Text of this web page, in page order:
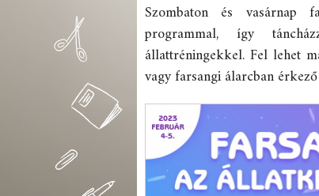
Szombaton és vasárnap
programmal, így
állattréningekkel. Fel lehet
vagy farsangi álarcban